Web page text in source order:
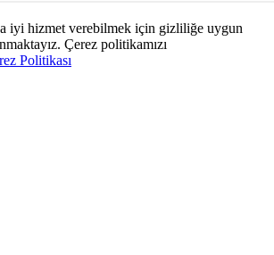
iyi hizmet verebilmek için gizliliğe uygun
Çerez politikamızı
Politikası